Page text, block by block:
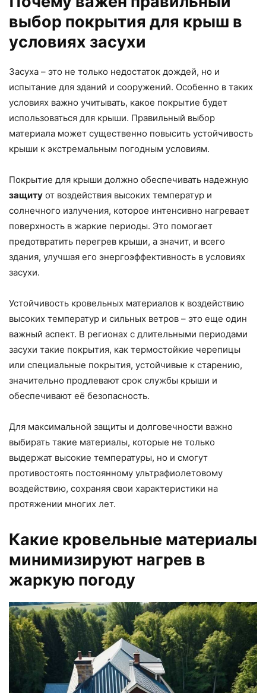
выбор покрытия для крыш в
условиях засухи
Засуха – это не только недостаток дождей, но и
испытание для зданий и сооружений. Особенно в таких
условиях важно учитывать, какое покрытие будет
использоваться для крыши. Правильный выбор
материала может существенно повысить устойчивость
крыши к экстремальным погодным условиям.
Покрытие для крыши должно обеспечивать надежную
защиту от воздействия высоких температур и
солнечного излучения, которое интенсивно нагревает
поверхность в жаркие периоды. Это помогает
предотвратить перегрев крыши, а значит, и всего
здания, улучшая его энергоэффективность в условиях
засухи.
Устойчивость кровельных материалов к воздействию
высоких температур и сильных ветров – это еще один
важный аспект. В регионах с длительными периодами
засухи такие покрытия, как термостойкие черепицы
или специальные покрытия, устойчивые к старению,
значительно продлевают срок службы крыши и
обеспечивают её безопасность.
Для максимальной защиты и долговечности важно
выбирать такие материалы, которые не только
выдержат высокие температуры, но и смогут
противостоять постоянному ультрафиолетовому
воздействию, сохраняя свои характеристики на
протяжении многих лет.
Какие кровельные материалы
минимизируют нагрев в
жаркую погоду